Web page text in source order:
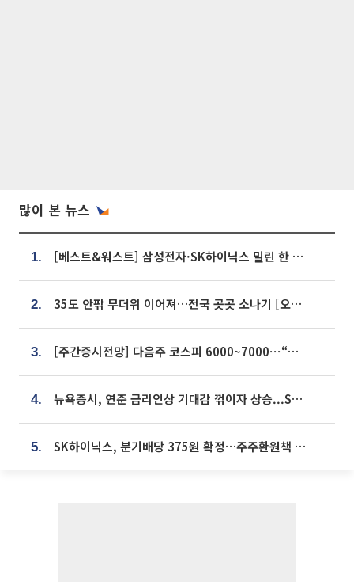
많이 본 뉴스
1. [베스트&워스트] 삼성전자·SK하이닉스 밀린 한 주…상상인증권은 85% 급등
2. 35도 안팎 무더위 이어져…전국 곳곳 소나기 [오늘 날씨]
3. [주간증시전망] 다음주 코스피 6000~7000⋯“外人 수급은 정책이 변수”
4. 뉴욕증시, 연준 금리인상 기대감 꺾이자 상승...S&P500 사상 최고치 [종합]
5. SK하이닉스, 분기배당 375원 확정…주주환원책 9월로 앞당겨 발표